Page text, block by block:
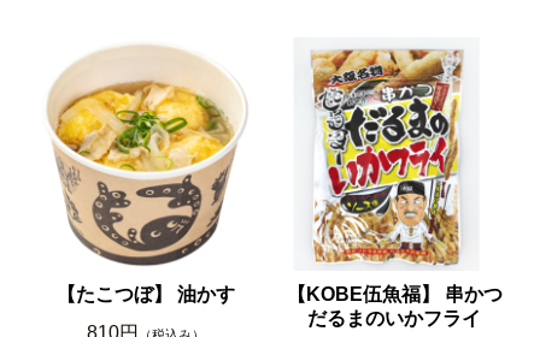
【たこつぼ】 油かす
810円
【KOBE伍魚福】 串かつ
だるまのいかフライ